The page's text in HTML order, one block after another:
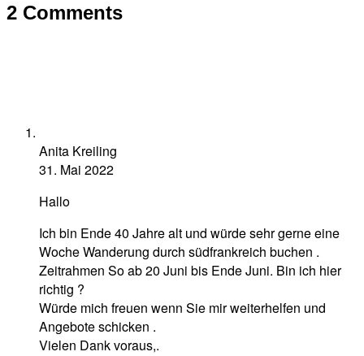
2 Comments
Anita Kreiling
31. Mai 2022
Hallo
Ich bin Ende 40 Jahre alt und würde sehr gerne eine
Woche Wanderung durch südfrankreich buchen .
Zeitrahmen So ab 20 Juni bis Ende Juni. Bin ich hier
richtig ?
Würde mich freuen wenn Sie mir weiterhelfen und
Angebote schicken .
Vielen Dank voraus,.